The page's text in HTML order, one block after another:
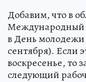
Добавим, что в
Международный
в День
сентября). Если
воскресенье, то
следующий